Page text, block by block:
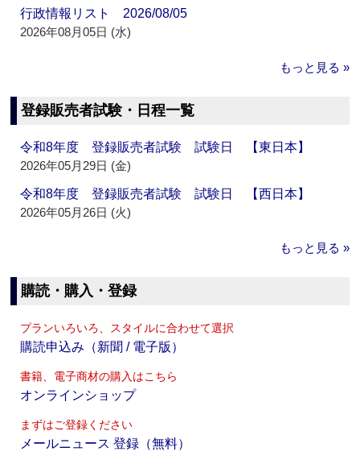
行政情報リスト 2026/08/05
2026年08月05日 (水)
もっと見る »
登録販売者試験・日程一覧
令和8年度 登録販売者試験 試験日 【東日本】
2026年05月29日 (金)
令和8年度 登録販売者試験 試験日 【西日本】
2026年05月26日 (火)
もっと見る »
購読・購入・登録
プランいろいろ、スタイルに合わせて選択
購読申込み（新聞 / 電子版）
書籍、電子商材の購入はこちら
オンラインショップ
まずはご登録ください
メールニュース 登録（無料）